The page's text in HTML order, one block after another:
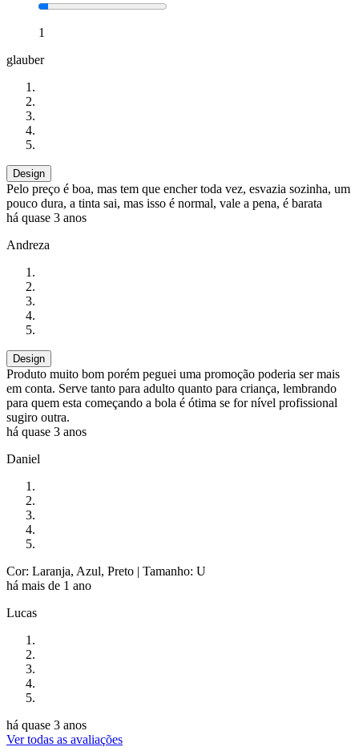
1
glauber
Design
Pelo preço é boa, mas tem que encher toda vez, esvazia sozinha, um
pouco dura, a tinta sai, mas isso é normal, vale a pena, é barata
há quase 3 anos
Andreza
Design
Produto muito bom porém peguei uma promoção poderia ser mais
em conta. Serve tanto para adulto quanto para criança, lembrando
para quem esta começando a bola é ótima se for nível profissional
sugiro outra.
há quase 3 anos
Daniel
Cor: Laranja, Azul, Preto | Tamanho: U
há mais de 1 ano
Lucas
há quase 3 anos
Ver todas as avaliações